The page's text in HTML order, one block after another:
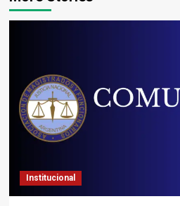
Institucional